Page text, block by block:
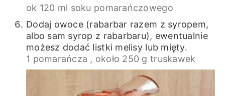
ok 120 ml soku pomarańczowego
Dodaj owoce (rabarbar razem z syropem,
albo sam syrop z rabarbaru), ewentualnie
możesz dodać listki melisy lub mięty.
1 pomarańcza , około 250 g truskawek